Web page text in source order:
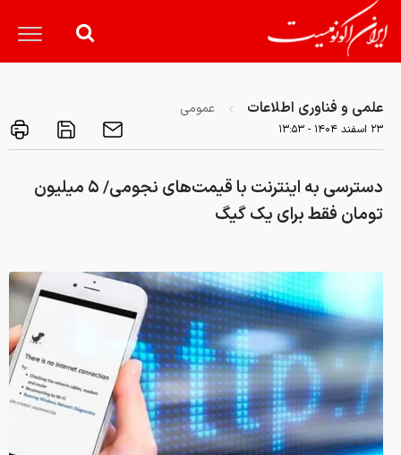
علمی و فناوری اطلاعات عمومی
۲۳ اسفند ۱۴۰۴ - ۱۳:۵۳
دسترسی به اینترنت با قیمت‌های نجومی/ ۵ میلیون
تومان فقط برای یک گیگ